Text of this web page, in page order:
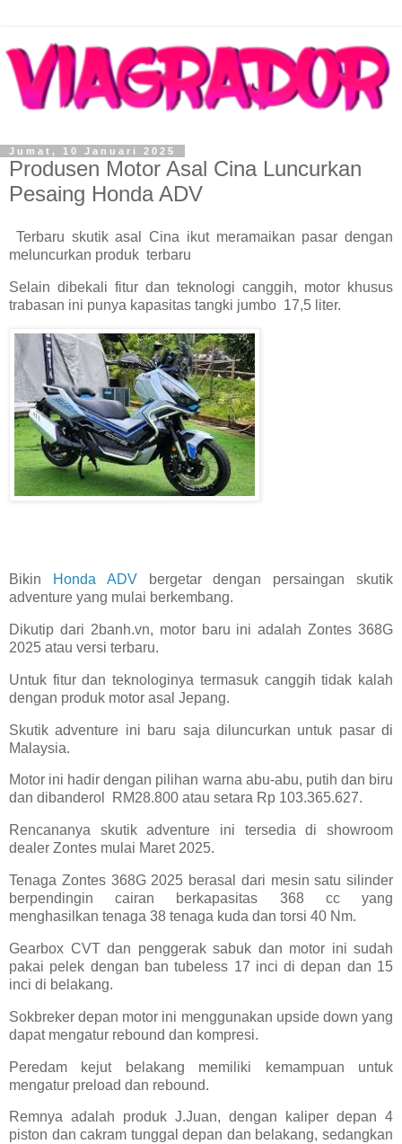
Jumat, 10 Januari 2025
Produsen Motor Asal Cina Luncurkan
Pesaing Honda ADV
Terbaru skutik asal Cina ikut meramaikan pasar dengan
meluncurkan produk terbaru
Selain dibekali fitur dan teknologi canggih, motor khusus
trabasan ini punya kapasitas tangki jumbo 17,5 liter.
Bikin Honda ADVbergetar dengan persaingan skutik
adventure yang mulai berkembang.
Dikutip dari 2banh.vn, motor baru ini adalah Zontes 368G
2025 atau versi terbaru.
Untuk fitur dan teknologinya termasuk canggih tidak kalah
dengan produk motor asal Jepang.
Skutik adventure ini baru saja diluncurkan untuk pasar di
Malaysia.
Motor ini hadir dengan pilihan warna abu-abu, putih dan biru
dan dibanderol RM28.800 atau setara Rp 103.365.627.
Rencananya skutik adventure ini tersedia di showroom
dealer Zontes mulai Maret 2025.
Tenaga Zontes 368G 2025 berasal dari mesin satu silinder
berpendingin cairan berkapasitas 368 cc yang
menghasilkan tenaga 38 tenaga kuda dan torsi 40 Nm.
Gearbox CVT dan penggerak sabuk dan motor ini sudah
pakai pelek dengan ban tubeless 17 inci di depan dan 15
inci di belakang.
Sokbreker depan motor ini menggunakan upside down yang
dapat mengatur rebound dan kompresi.
Peredam kejut belakang memiliki kemampuan untuk
mengatur preload dan rebound.
Remnya adalah produk J.Juan, dengan kaliper depan 4
piston dan cakram tunggal depan dan belakang, sedangkan